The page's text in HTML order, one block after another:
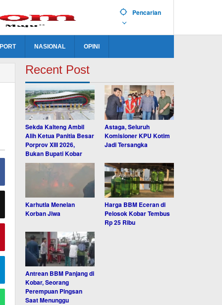
Pencarian
NASIONAL OPINI
Recent Post
Sekda Kalteng Ambil
Alih Ketua Panitia Besar
Porprov XIII 2026,
Bukan Bupati Kobar
Astaga, Seluruh
Komisioner KPU Kotim
Jadi Tersangka
Karhutla Menelan
Korban Jiwa
Harga BBM Eceran di
Pelosok Kobar Tembus
Rp 25 Ribu
Antrean BBM Panjang di
Kobar, Seorang
Perempuan Pingsan
Saat Menunggu